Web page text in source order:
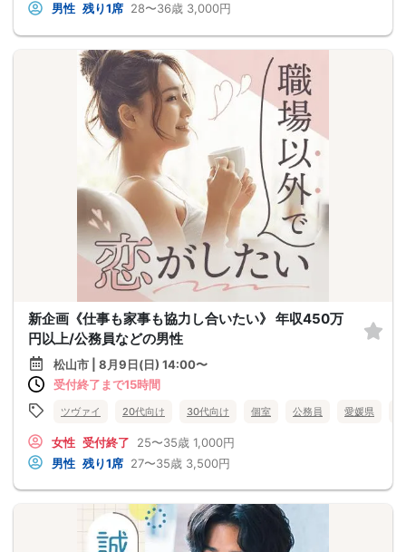
男性 残り1席 28〜36歳 3,000円
新企画《仕事も家事も協力し合いたい》 年収450万
円以上/公務員などの男性
松山市 | 8月9日(日) 14:00〜
受付終了まで15時間
ツヴァイ 20代向け 30代向け 個室 公務員 愛媛県
女性 受付終了 25〜35歳 1,000円
男性 残り1席 27〜35歳 3,500円